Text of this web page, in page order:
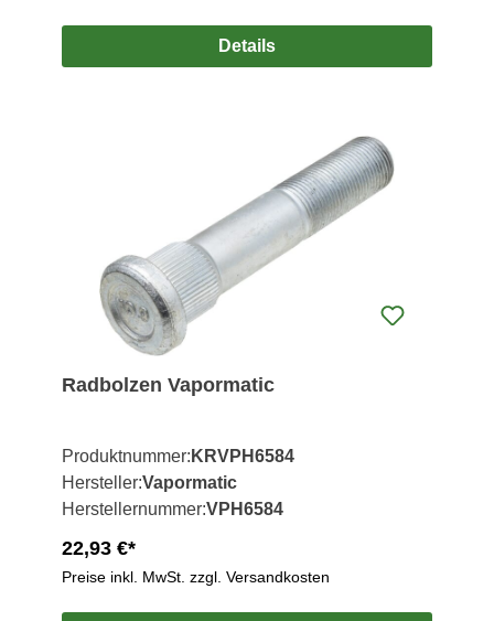
Details
Radbolzen Vapormatic
Produktnummer: KRVPH6584
Hersteller:Vapormatic
Herstellernummer:VPH6584
22,93 €*
Preise inkl. MwSt. zzgl. Versandkosten